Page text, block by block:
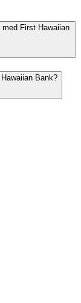
First Hawaiian
Bank?